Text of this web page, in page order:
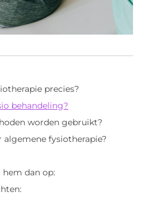
precies?
behandeling?
worden gebruikt?
fysiotherapie?
hem dan op: